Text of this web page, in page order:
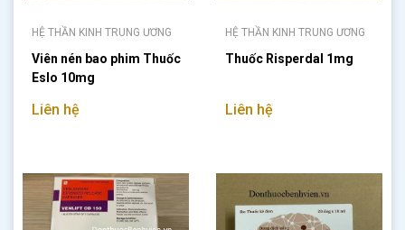
HỆ THẦN KINH TRUNG ƯƠNG
Viên nén bao phim Thuốc
Eslo 10mg
Liên hệ
HỆ THẦN KINH TRUNG ƯƠNG
Thuốc Risperdal 1mg
Liên hệ